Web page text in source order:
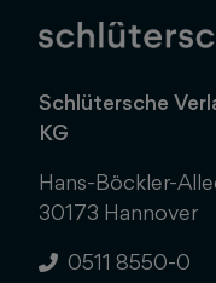
Schlütersche
KG
Hans-Böckler-
30173 Hannover
0511 8550-0